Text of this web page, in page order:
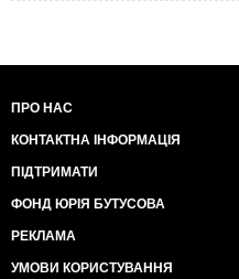
ПРО НАС
КОНТАКТНА ІНФОРМАЦІЯ
ПІДТРИМАТИ
ФОНД ЮРІЯ БУТУСОВА
РЕКЛАМА
УМОВИ КОРИСТУВАННЯ